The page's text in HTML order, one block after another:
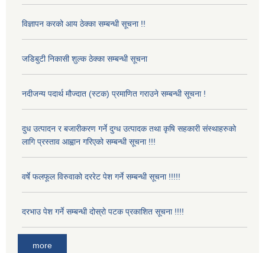
विज्ञापन करको आय ठेक्का सम्बन्धी सूचना !!
जडिबुटी निकासी शुल्क ठेक्का सम्बन्धी सूचना
नदीजन्य पदार्थ मौज्दात (स्टक) प्रमाणित गराउने सम्बन्धी सूचना !
दुध उत्पादन र बजारीकरण गर्ने दुग्ध उत्पादक तथा कृषि सहकारी संस्थाहरुको
लागि प्रस्ताव आह्वान गरिएको सम्बन्धी सूचना !!!
वर्षे फलफूल विरुवाको दररेट पेश गर्ने सम्बन्धी सूचना !!!!!
दरभाउ पेश गर्ने सम्बन्धी दोस्रो पटक प्रकाशित सूचना !!!!
more